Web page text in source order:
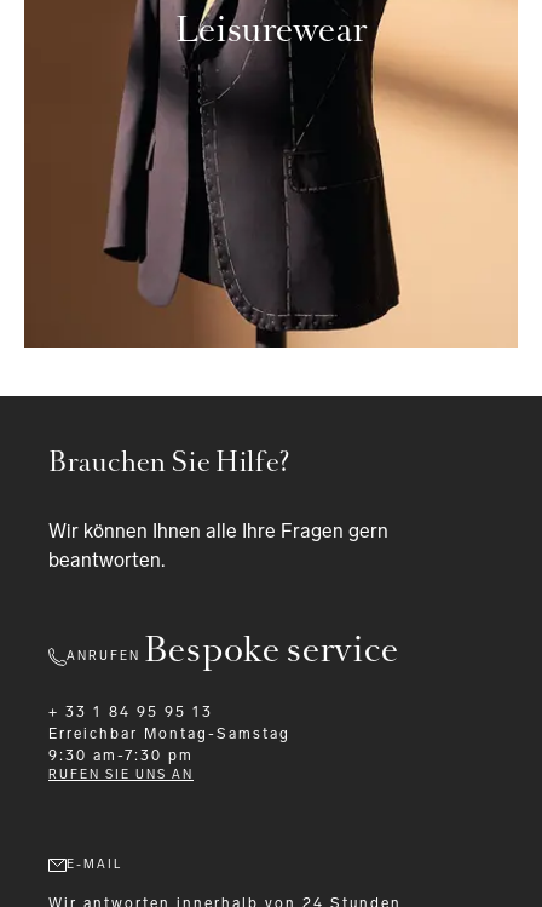
Leisurewear
Bespoke service
Brauchen Sie Hilfe?
Wir können Ihnen alle Ihre Fragen gern
beantworten.
ANRUFEN
+ 33 1 84 95 95 13
Erreichbar
Montag-Samstag
9:30 am-7:30 pm
RUFEN SIE UNS AN
E-MAIL
Wir antworten innerhalb von 24 Stunden